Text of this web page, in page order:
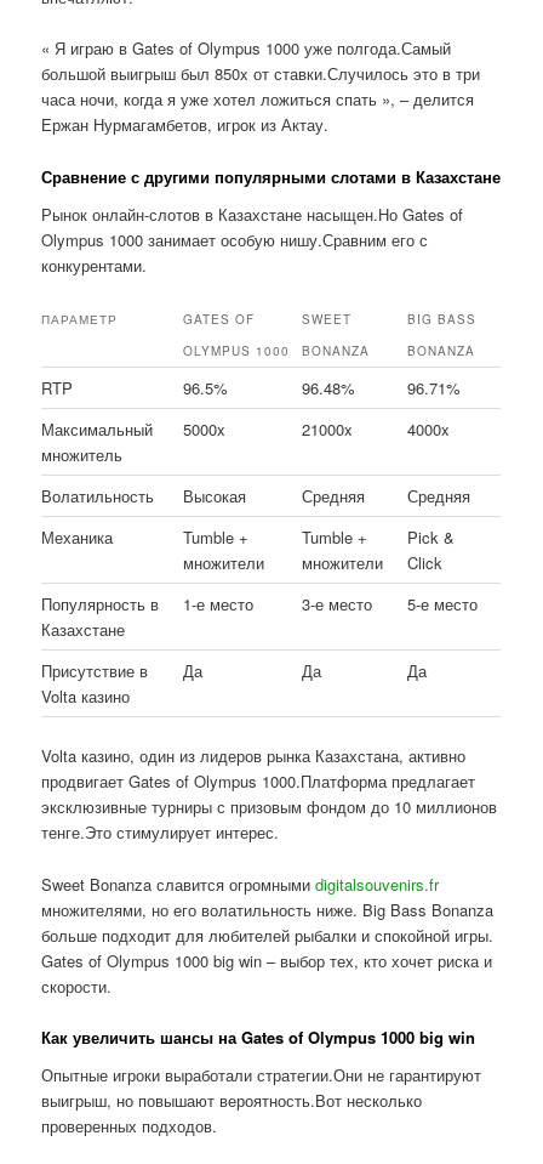
« Я играю в Gates of Olympus 1000 уже полгода.Самый
большой выигрыш был 850x от ставки.Случилось это в три
часа ночи, когда я уже хотел ложиться спать », – делится
Ержан Нурмагамбетов, игрок из Актау.
Сравнение с другими популярными слотами в Казахстане
Рынок онлайн-слотов в Казахстане насыщен.Но Gates of
Olympus 1000 занимает особую нишу.Сравним его с
конкурентами.
ПАРАМЕТР
GATES OF
OLYMPUS 1000
SWEET
BONANZA
BIG BASS
BONANZA
RTP 96.5% 96.48%
96.71%
Максимальный
множитель
5000x 21000x 4000x
Волатильность Высокая Средняя
Средняя
Механика
Tumble +
множители
Tumble +
множители
Pick &
Click
Популярность в
Казахстане
1-е место 3-е место 5-е место
Присутствие в
Volta казино
Да Да Да
Volta казино, один из лидеров рынка Казахстана, активно
продвигает Gates of Olympus 1000.Платформа предлагает
эксклюзивные турниры с призовым фондом до 10 миллионов
тенге.Это стимулирует интерес.
Sweet Bonanza славится огромнымиdigitalsouvenirs.fr
множителями, но его волатильность ниже. Big Bass Bonanza
больше подходит для любителей рыбалки и спокойной игры.
Gates of Olympus 1000 big win – выбор тех, кто хочет риска и
скорости.
Как увеличить шансы на Gates of Olympus 1000 big win
Опытные игроки выработали стратегии.Они не гарантируют
выигрыш, но повышают вероятность.Вот несколько
проверенных подходов.